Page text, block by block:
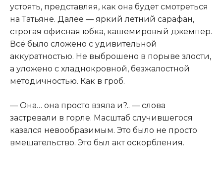
устоять, представляя, как она будет смотреться
на Татьяне. Далее — яркий летний сарафан,
строгая офисная юбка, кашемировый джемпер.
Всё было сложено с удивительной
аккуратностью. Не выброшено в порыве злости,
а уложено с хладнокровной, безжалостной
методичностью. Как в гроб.
— Она… она просто взяла и?.. — слова
застревали в горле. Масштаб случившегося
казался невообразимым. Это было не просто
вмешательство. Это был акт оскорбления.